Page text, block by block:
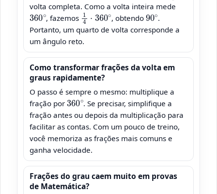
volta completa. Como a volta inteira mede
360∘
, fazemos
14⋅360 ∘
, obtendo
90 ∘
.
Portanto, um quarto de volta corresponde a
um ângulo reto.
Como transformar frações da volta em
graus rapidamente?
O passo é sempre o mesmo: multiplique a
fração por
360∘
. Se precisar, simplifique a
fração antes ou depois da multiplicação para
facilitar as contas. Com um pouco de treino,
você memoriza as frações mais comuns e
ganha velocidade.
Frações do grau caem muito em provas
de Matemática?